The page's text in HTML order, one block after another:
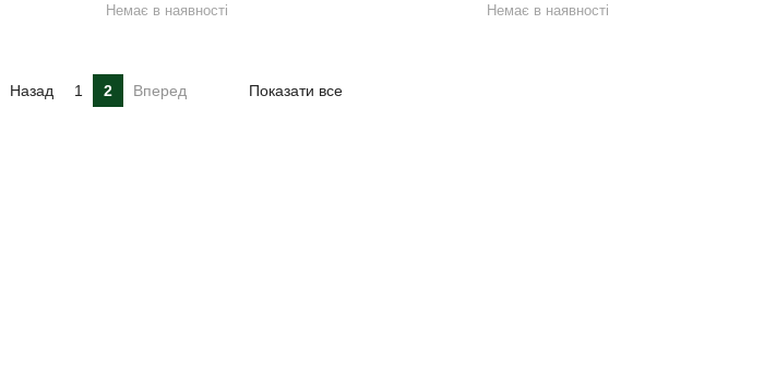
Немає в наявності Немає в наявності
Назад 1 2 Вперед Показати все